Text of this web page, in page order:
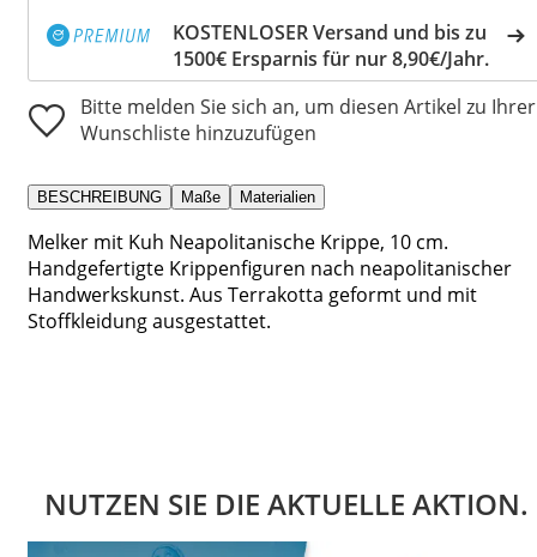
KOSTENLOSER Versand und bis zu
1500€ Ersparnis für nur 8,90€/Jahr.
Bitte melden Sie sich an, um diesen Artikel zu Ihrer
Wunschliste hinzuzufügen
BESCHREIBUNG Maße Materialien
Melker mit Kuh Neapolitanische Krippe, 10 cm.
Handgefertigte Krippenfiguren nach neapolitanischer
Handwerkskunst. Aus Terrakotta geformt und mit
Stoffkleidung ausgestattet.
NUTZEN SIE DIE AKTUELLE AKTION.